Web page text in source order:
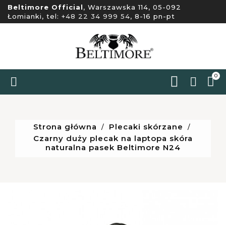
Beltimore Official, Warszawska 114, 05-092
Łomianki, tel: +48 22 34 999 54, 8-16 pn-pt

 0
Strona główna
Plecaki skórzane
Czarny duży plecak na laptopa skóra
naturalna pasek Beltimore N24